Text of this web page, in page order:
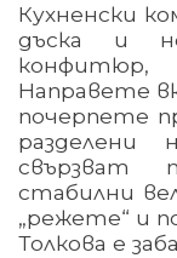
Кухненски
дъска и
конфитюр,
Направете
почерпете
свързват
стабилни
„режете“ и
Толкова е